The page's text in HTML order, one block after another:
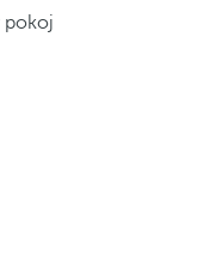
pokoj